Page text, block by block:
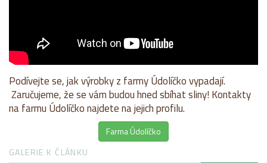
Podívejte se, jak výrobky z farmy Údolíčko vypadají.
Zaručujeme, že se vám budou hned sbíhat sliny! Kontakty
na farmu Údolíčko najdete na jejich profilu.
Farma Údolíčko
GALERIE K ČLÁNKU